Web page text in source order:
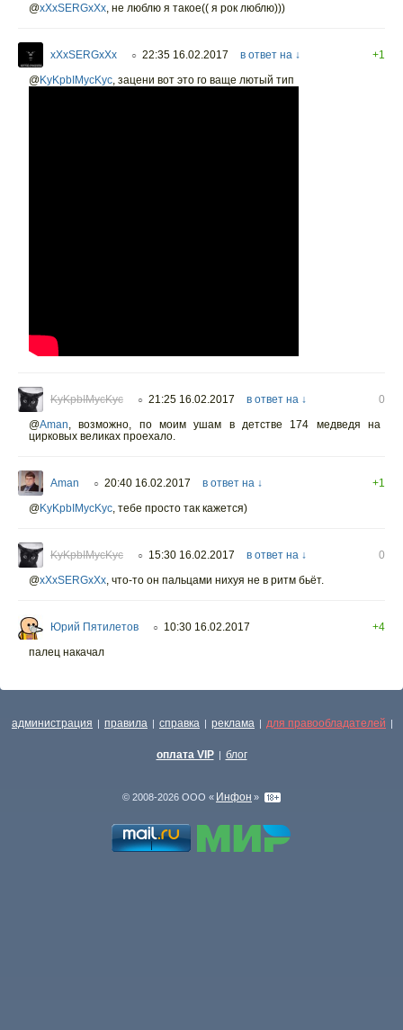
@xXxSERGxXx не люблю я такое(( я рок люблю)))
xXxSERGxXx ○ 22:35 16.02.2017 в ответ на ↓
+1
@KyKpbIMycKyc зацени вот это го ваще лютый тип
KyKpbIMycKyc ○ 21:25 16.02.2017 в ответ на ↓
0
@Aman ,возможно, по моим ушам в детстве 174 медведя на
цирковых великах проехало.
Aman ○ 20:40 16.02.2017 в ответ на ↓
+1
@KyKpbIMycKyc тебе просто так кажется)
KyKpbIMycKyc ○ 15:30 16.02.2017 в ответ на ↓
0
@xXxSERGxXx что-то он пальцами нихуя не в ритм бьёт.
Юрий Пятилетов ○ 10:30 16.02.2017
+4
палец накачал
администрация | правила | справка | реклама | для правообладателей |
оплата VIP | блог
© 2008-2026 ООО « Инфон »